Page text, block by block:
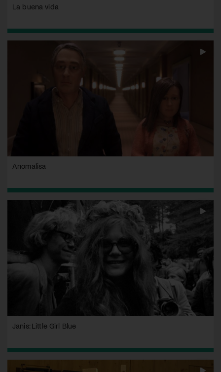
La buena vida
Anomalisa
Janis: Little Girl Blue